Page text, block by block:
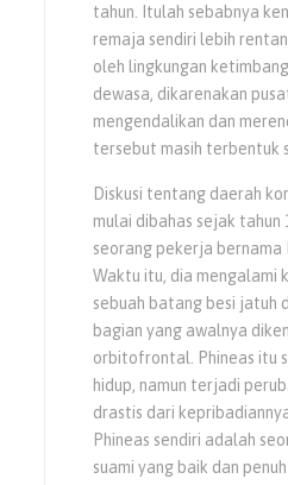
tahun. Itulah sebabnya
remaja sendiri lebih
oleh lingkungan
dewasa, dikarenakan
mengendalikan dan
tersebut masih terbentuk
Diskusi tentang daerah
mulai dibahas sejak tahun
seorang pekerja bernama
Waktu itu, dia mengalami
sebuah batang besi jatuh
bagian yang awalnya
orbitofrontal. Phineas itu
hidup, namun terjadi
drastis dari
Phineas sendiri adalah
suami yang baik dan